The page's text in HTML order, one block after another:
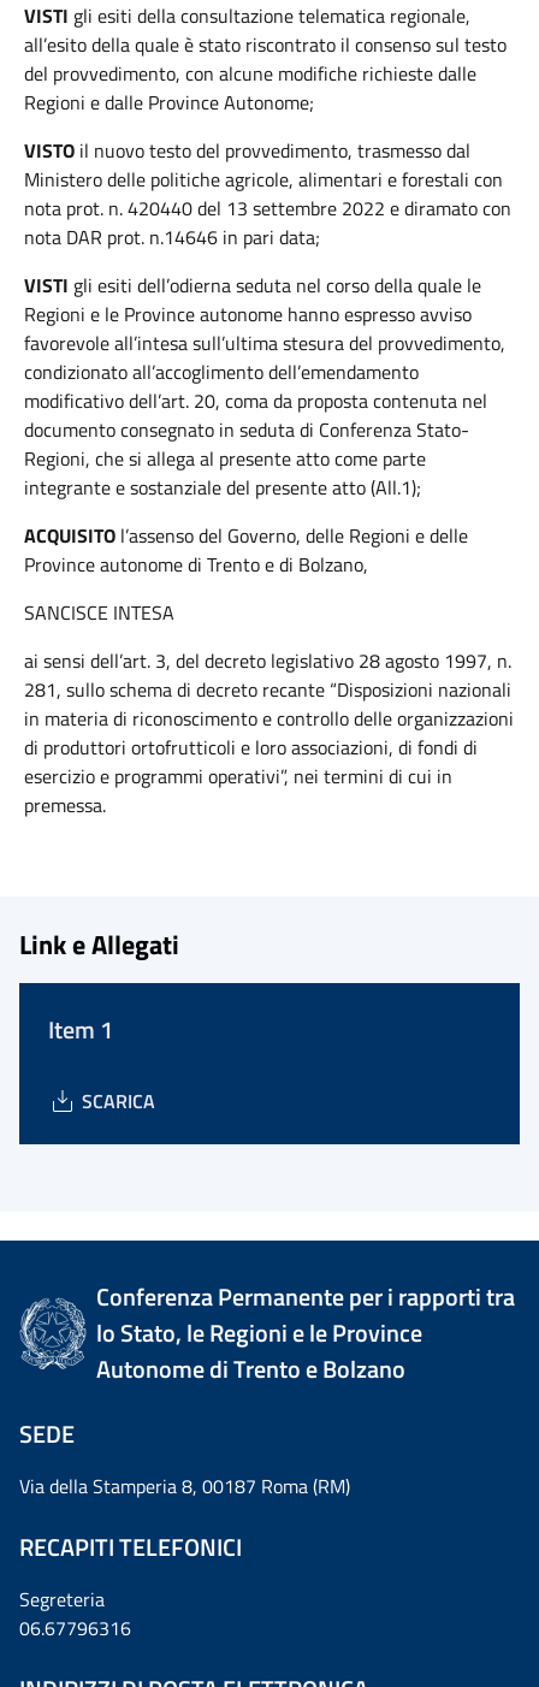
VISTI gli esiti della consultazione telematica regionale,
all’esito della quale è stato riscontrato il consenso sul testo
del provvedimento, con alcune modifiche richieste dalle
Regioni e dalle Province Autonome;
VISTO il nuovo testo del provvedimento, trasmesso dal
Ministero delle politiche agricole, alimentari e forestali con
nota prot. n. 420440 del 13 settembre 2022 e diramato con
nota DAR prot. n.14646 in pari data;
VISTI gli esiti dell’odierna seduta nel corso della quale le
Regioni e le Province autonome hanno espresso avviso
favorevole all’intesa sull’ultima stesura del provvedimento,
condizionato all’accoglimento dell’emendamento
modificativo dell’art. 20, coma da proposta contenuta nel
documento consegnato in seduta di Conferenza Stato-
Regioni, che si allega al presente atto come parte
integrante e sostanziale del presente atto (All.1);
ACQUISITO l’assenso del Governo, delle Regioni e delle
Province autonome di Trento e di Bolzano,
SANCISCE INTESA
ai sensi dell’art. 3, del decreto legislativo 28 agosto 1997, n.
281, sullo schema di decreto recante “Disposizioni nazionali
in materia di riconoscimento e controllo delle organizzazioni
di produttori ortofrutticoli e loro associazioni, di fondi di
esercizio e programmi operativi”, nei termini di cui in
premessa.
Link e Allegati
Item 1
SCARICA
Conferenza Permanente per i rapporti tra
lo Stato, le Regioni e le Province
Autonome di Trento e Bolzano
SEDE
Via della Stamperia 8, 00187 Roma (RM)
RECAPITI TELEFONICI
Segreteria
06.67796316